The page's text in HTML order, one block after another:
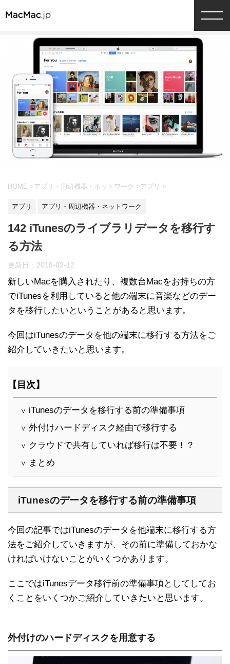
HOME >アプリ・周辺機器・ネットワーク >アプリ >
アプリ アプリ・周辺機器・ネットワーク
142 iTunesのライブラリデータを移行す
る方法
更新日： 2019-02-12
新しいMacを購入されたり、複数台Macをお持ちの方
でiTunesを利用していると他の端末に音楽などのデー
タを移行したいということがあると思います。
今回はiTunesのデータを他の端末に移行する方法をご
紹介していきたいと思います。
【目次】
∨ iTunesのデータを移行する前の準備事項
∨ 外付けハードディスク経由で移行する
∨ クラウドで共有していれば移行は不要！？
∨ まとめ
iTunesのデータを移行する前の準備事項
今回の記事ではiTunesのデータを他端末に移行する方
法をご紹介していきますが、その前に準備しておかな
ければいけないことがいくつかあります。
ここではiTunesデータ移行前の準備事項としてしてお
くことをいくつかご紹介していきたいと思います。
外付けのハードディスクを用意する